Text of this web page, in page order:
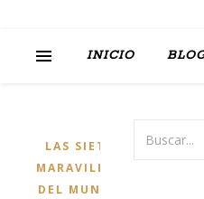
INICIO
LAS SIETE
MARAVILLAS
DEL MUNDO